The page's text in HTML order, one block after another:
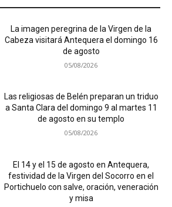
La imagen peregrina de la Virgen de la
Cabeza visitará Antequera el domingo 16
de agosto
05/08/2026
Las religiosas de Belén preparan un triduo
a Santa Clara del domingo 9 al martes 11
de agosto en su templo
05/08/2026
El 14 y el 15 de agosto en Antequera,
festividad de la Virgen del Socorro en el
Portichuelo con salve, oración, veneración
y misa